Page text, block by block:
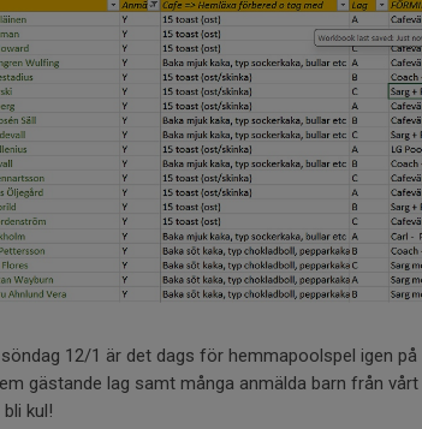
12/1 är det dags för hemmapoolspel igen
gästande lag samt många anmälda barn från
kul!